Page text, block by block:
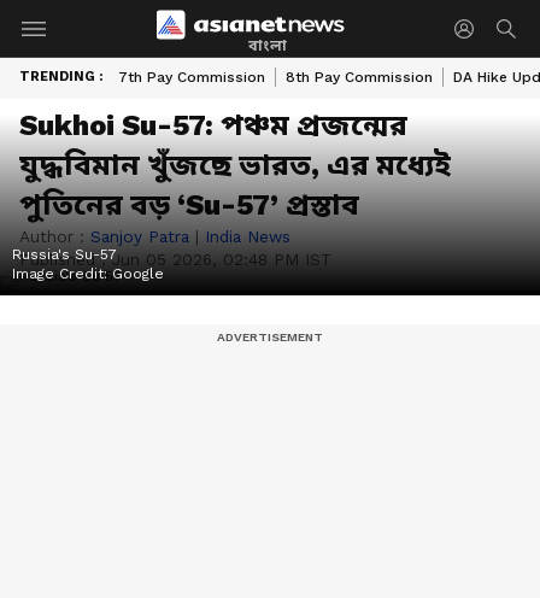
বাংলা
TRENDING : 7th Pay Commission 8th Pay Commission DA Hike
Sukhoi Su-57: পঞ্চম প্রজন্মের
যুদ্ধবিমান খুঁজছে ভারত, এর মধ্যেই
পুতিনের বড় ‘Su-57’ প্রস্তাব
Author : Sanjoy Patra | India News
Published :Jun 05 2026, 02:48 PM IST
Russia's Su-57
Image Credit:Google